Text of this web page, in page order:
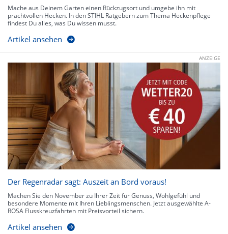
Mache aus Deinem Garten einen Rückzugsort und umgebe ihn mit
prachtvollen Hecken. In den STIHL Ratgebern zum Thema Heckenpflege
findest Du alles, was Du wissen musst.
Artikel ansehen
ANZEIGE
Der Regenradar sagt: Auszeit an Bord voraus!
Machen Sie den November zu Ihrer Zeit für Genuss, Wohlgefühl und
besondere Momente mit Ihren Lieblingsmenschen. Jetzt ausgewählte A-
ROSA Flusskreuzfahrten mit Preisvorteil sichern.
Artikel ansehen